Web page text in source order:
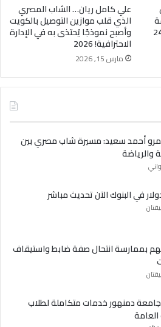
على مدار 24
علي كامل ريان… الشاب المصري
الذي قلب موازين التوصيل بالكويت
وأصبح نموذجًا يُحتذى به في الإدارة
الاحترافية! 2026
مارس 15, 2026
أحمد سعيد: مسيرة شاب مصري بين
والرياضة
في البنوك الآن تحديث مباشر
بممارسة انتحال صفة ضابط واستيقاف
دمنهور خدمات متكاملة لطلاب
العامة